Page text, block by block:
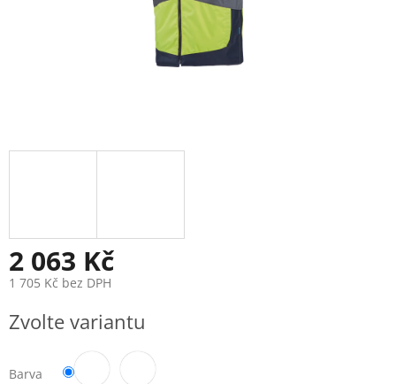
2 063 Kč
1 705 Kč bez DPH
cena:
Zvolte variantu
Barva